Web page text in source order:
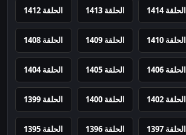
الحلقة 1414 الحلقة 1413 الحلقة 1412
الحلقة 1410 الحلقة 1409 الحلقة 1408
الحلقة 1406 الحلقة 1405 الحلقة 1404
الحلقة 1402 الحلقة 1400 الحلقة 1399
الحلقة 1397 الحلقة 1396 الحلقة 1395